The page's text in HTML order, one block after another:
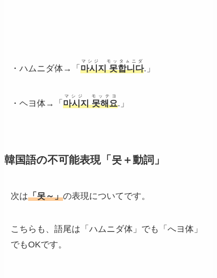
・ハムニダ体→「마시지 못합니다
マシジ モッタㇺニダ
.」
・ヘヨ体→「마시지 못해요
マシジ モッテヨ
.」
韓国語の不可能表現「못＋動詞」
次は「못～」の表現についてです。
こちらも、語尾は「ハムニダ体」でも「へヨ体」
でもOKです。